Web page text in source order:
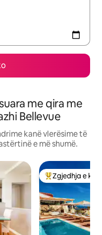
me qira me
Bellevue
kanë vlerësime të
e më shumë.
Më të mirat e
Zgjedhja e